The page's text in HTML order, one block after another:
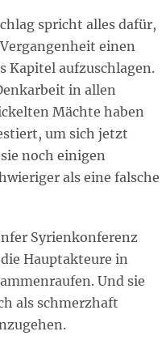
spricht alles dafür,
einen
Kapitel aufzuschlagen.
in allen
Mächte haben
um sich jetzt
noch einigen
als eine falsche
Syrienkonferenz
Hauptakteure in
Und sie
als schmerzhaft